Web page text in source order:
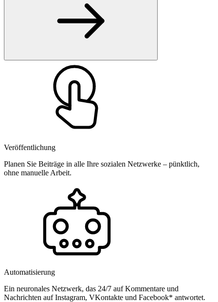
Veröffentlichung
Planen Sie Beiträge in alle Ihre sozialen Netzwerke – pünktlich,
ohne manuelle Arbeit.
Automatisierung
Ein neuronales Netzwerk, das 24/7 auf Kommentare und
Nachrichten auf Instagram, VKontakte und Facebook* antwortet.